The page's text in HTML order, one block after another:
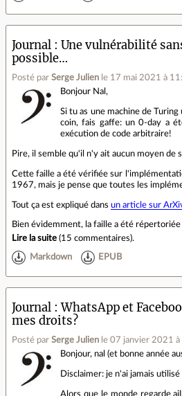
Journal
Une vulnérabilité
possible…
Posté par Serge Julien le 17 mai 2021 à
Bonjour Nal,
Si tu as une machine de
coin, fais gaffe: un 0-day a
exécution de code arbitraire!
Pire, il semble qu'il n'y ait aucun moyen de
Cette faille a été vérifiée sur
1967, mais je pense que toutes les
Tout ça est expliqué dans un article sur
Bien évidemment, la faille a été répertoriée
Lire la suite (15 commentaires).
Markdown EPUB
Journal
WhatsApp et
mes droits?
Posté par Serge Julien le 07 janvier 2021
Bonjour, nal (et bonne année
Disclaimer: je n'ai jamais
Alors que le monde regarde